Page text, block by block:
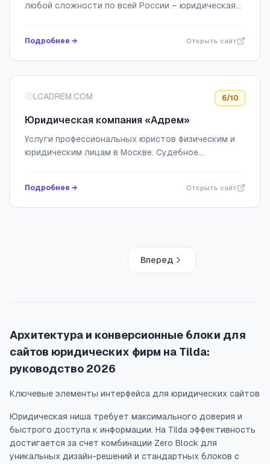
любой сложности по всей России – юридическая
Подробнее → Открыть сайт
LCADREM.COM 6/10
Юридическая компания «Адрем»
Услуги профессиональных юристов физическим и
юридическим лицам в Москве. Судебное
обслуживание.
Подробнее → Открыть сайт
Вперед
Архитектура и конверсионные блоки для
сайтов юридических фирм на Tilda:
руководство 2026
Ключевые элементы интерфейса для юридических сайтов
Юридическая ниша требует максимального доверия и
быстрого доступа к информации. На Tilda эффективность
достигается за счет комбинации Zero Block для
уникальных дизайн-решений и стандартных блоков с